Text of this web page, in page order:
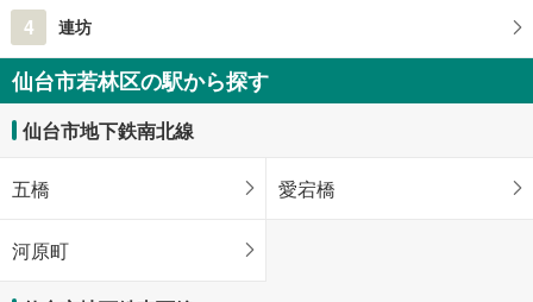
4 連坊
仙台市若林区の駅から探す
仙台市地下鉄南北線
五橋 愛宕橋
河原町